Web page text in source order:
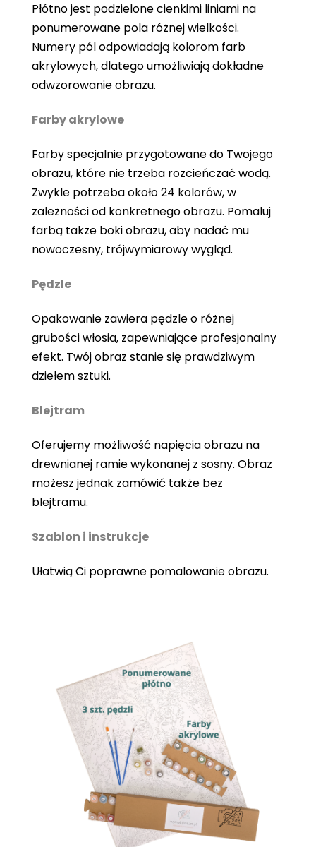
Płótno jest podzielone cienkimi liniami na
ponumerowane pola różnej wielkości.
Numery pól odpowiadają kolorom farb
akrylowych, dlatego umożliwiają dokładne
odwzorowanie obrazu.
Farby akrylowe
Farby specjalnie przygotowane do Twojego
obrazu, które nie trzeba rozcieńczać wodą.
Zwykle potrzeba około 24 kolorów, w
zależności od konkretnego obrazu. Pomaluj
farbą także boki obrazu, aby nadać mu
nowoczesny, trójwymiarowy wygląd.
Pędzle
Opakowanie zawiera pędzle o różnej
grubości włosia, zapewniające profesjonalny
efekt. Twój obraz stanie się prawdziwym
dziełem sztuki.
Blejtram
Oferujemy możliwość napięcia obrazu na
drewnianej ramie wykonanej z sosny. Obraz
możesz jednak zamówić także bez
blejtramu.
Szablon i instrukcje
Ułatwią Ci poprawne pomalowanie obrazu.